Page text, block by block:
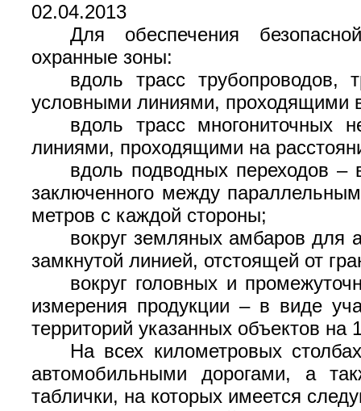
02.04.2013
Для обеспечения
охранные зоны:
вдоль трасс трубопроводов,
условными линиями, проходящими
вдоль трасс многониточных
линиями, проходящими на
вдоль подводных переходов –
заключенного между
метров с каждой стороны;
вокруг земляных амбаров для
замкнутой линией, отстоящей от
вокруг головных и
измерения продукции – в виде
территорий указанных объектов на
На всех километровых
автомобильными дорогами, а
таблички, на которых имеется